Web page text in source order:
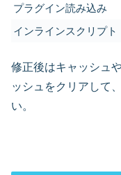
プラグイン読み込み
インラインスクリプト
修正後はキャッシュ
ッシュをクリアして
い。